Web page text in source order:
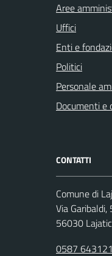
Aree
Uffici
Enti e
Politici
Personale
Documenti e
CONTATTI
Comune di
Via Garibaldi,
56030
0587 643121